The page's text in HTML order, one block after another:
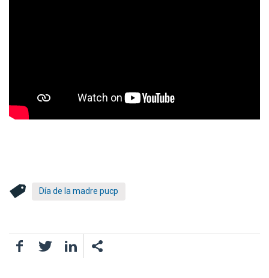
Día de la madre pucp
FacebookTwitter LinkedIn